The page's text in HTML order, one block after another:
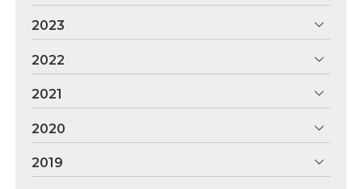
2023
2022
2021
2020
2019